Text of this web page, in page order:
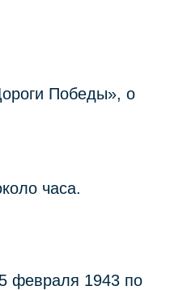
Победы», о
часа.
февраля 1943 по